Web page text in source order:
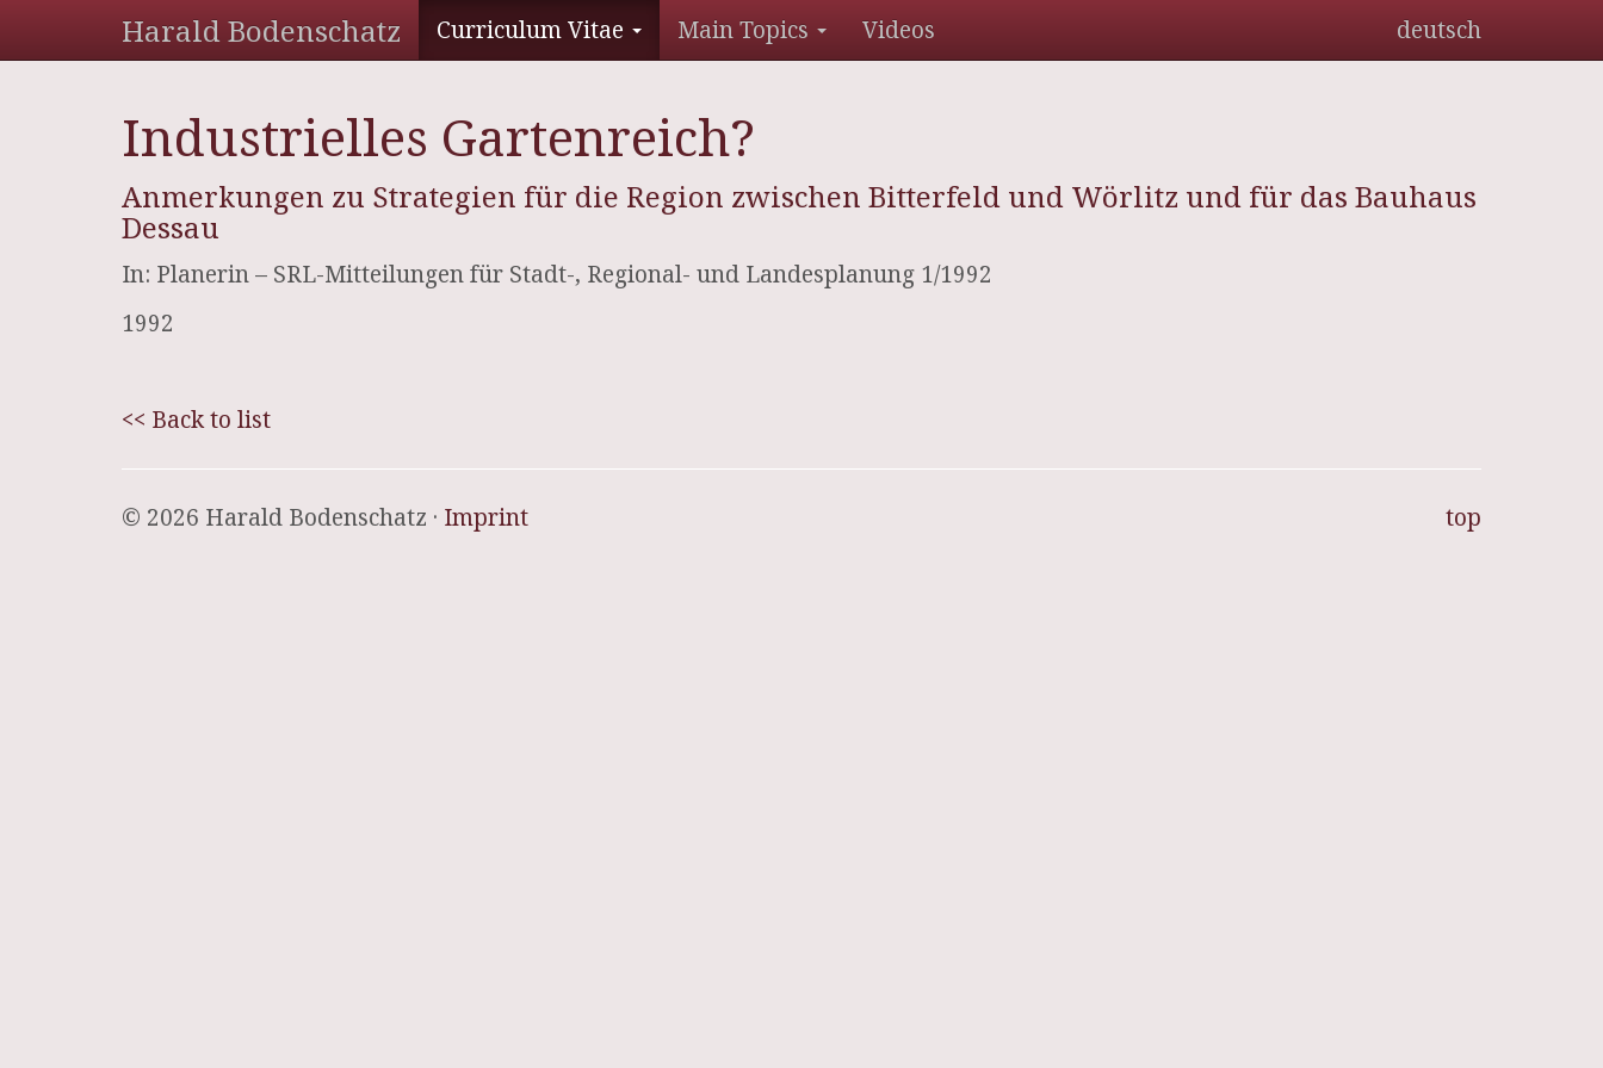
Harald Bodenschatz Curriculum Vitae Main Topics Videos deutsch
Industrielles Gartenreich?
Anmerkungen zu Strategien für die Region zwischen Bitterfeld und Wörlitz und für das Bauhaus
Dessau
In: Planerin – SRL-Mitteilungen für Stadt-, Regional- und Landesplanung 1/1992
1992
<< Back to list
top
© 2026 Harald Bodenschatz · Imprint